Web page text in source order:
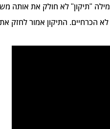
"תיקון" לא חולק את
לא הכרחיים. התיקון אמור